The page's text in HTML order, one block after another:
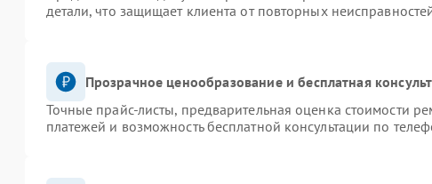
детали, что защищает клиента от повторных
Прозрачное ценообразование и бесплатная
Точные прайс-листы, предварительная оценка стоимости
платежей и возможность бесплатной консультации по